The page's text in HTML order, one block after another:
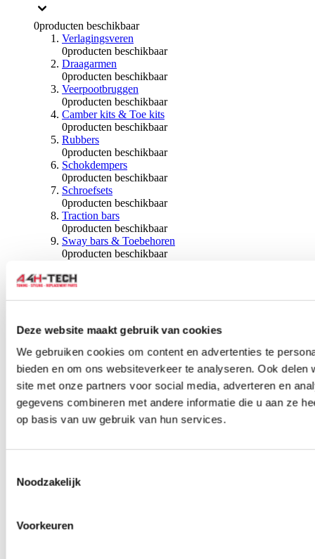
Deze website maakt gebruik van cookies
We gebruiken cookies om content en advertenties te
bieden en om ons websiteverkeer te analyseren. Ook
site met onze partners voor social media, adverteren en
gegevens combineren met andere informatie die u aan ze
op basis van uw gebruik van hun services.
Noodzakelijk
Voorkeuren
0producten beschikbaar
Verlagingsveren
0producten beschikbaar
Draagarmen
0producten beschikbaar
Veerpootbruggen
0producten beschikbaar
Camber kits & Toe kits
0producten beschikbaar
Rubbers
0producten beschikbaar
Schokdempers
0producten beschikbaar
Schroefsets
0producten beschikbaar
Traction bars
0producten beschikbaar
Sway bars & Toebehoren
0producten beschikbaar
0producten beschikbaar
Wiellagers & Naven
0producten beschikbaar
0producten beschikbaar
Spoorverbreders
0producten beschikbaar
Wielmoeren
0producten beschikbaar
Draadeinden
0 producten beschikbaar
0producten beschikbaar